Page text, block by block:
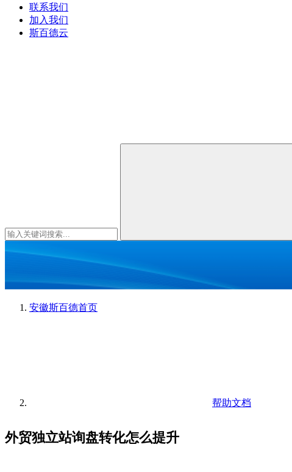
联系我们
加入我们
斯百德云
安徽斯百德首页
帮助文档
外贸独立站询盘转化怎么提升